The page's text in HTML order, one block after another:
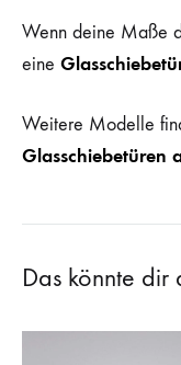
Wenn deine Maße
eine
Weitere Modelle
Glasschiebetüren
Das könnte